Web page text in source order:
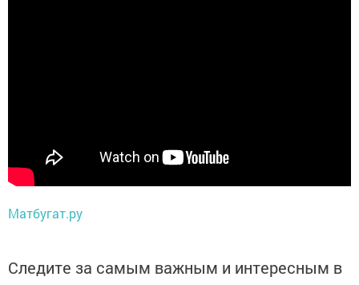
Матбугат.ру
Следите за самым важным и интересным в